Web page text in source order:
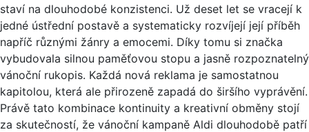
staví na dlouhodobé konzistenci. Už deset let se vracejí k
jedné ústřední postavě a systematicky rozvíjejí její příběh
napříč různými žánry a emocemi. Díky tomu si značka
vybudovala silnou paměťovou stopu a jasně rozpoznatelný
vánoční rukopis. Každá nová reklama je samostatnou
kapitolou, která ale přirozeně zapadá do širšího vyprávění.
Právě tato kombinace kontinuity a kreativní obměny stojí
za skutečností, že vánoční kampaně Aldi dlouhodobě patří